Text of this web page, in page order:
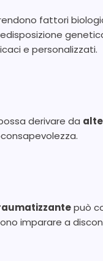
fattori
e personalizzati.
derivare da
può
imparare a